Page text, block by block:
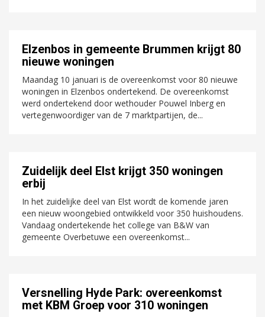
Elzenbos in gemeente Brummen krijgt 80
nieuwe woningen
Maandag 10 januari is de overeenkomst voor 80 nieuwe
woningen in Elzenbos ondertekend. De overeenkomst
werd ondertekend door wethouder Pouwel Inberg en
vertegenwoordiger van de 7 marktpartijen, de...
Zuidelijk deel Elst krijgt 350 woningen
erbij
In het zuidelijke deel van Elst wordt de komende jaren
een nieuw woongebied ontwikkeld voor 350 huishoudens.
Vandaag ondertekende het college van B&W van
gemeente Overbetuwe een overeenkomst...
Versnelling Hyde Park: overeenkomst
met KBM Groep voor 310 woningen